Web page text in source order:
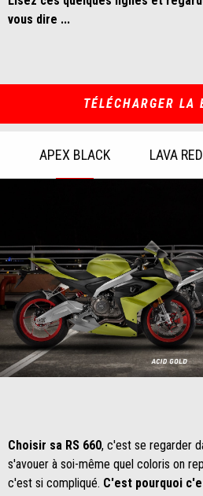
vous dire ...
TÉLÉCHARGER LA
APEX BLACK LAVA RED
Item
Item
Item
Choisir sa RS 660, c'est se regarder
s'avouer à soi-même quel coloris on
c'est si compliqué. C'est pourquoi